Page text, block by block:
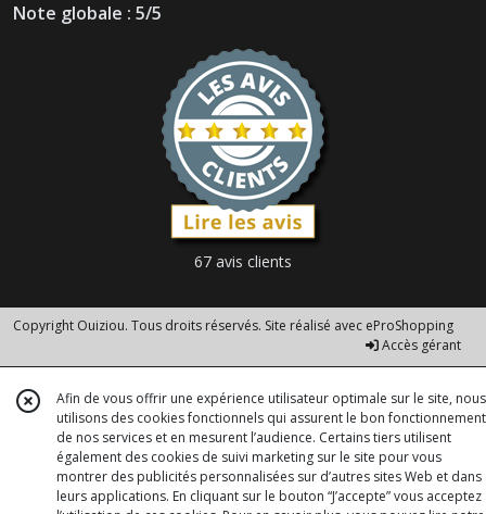
Note globale : 5/5
67 avis clients
Copyright Ouiziou. Tous droits réservés. Site réalisé avec eProShopping
Accès gérant
Afin de vous offrir une expérience utilisateur optimale sur le site, nous
utilisons des cookies fonctionnels qui assurent le bon fonctionnement
de nos services et en mesurent l’audience. Certains tiers utilisent
également des cookies de suivi marketing sur le site pour vous
montrer des publicités personnalisées sur d’autres sites Web et dans
leurs applications. En cliquant sur le bouton “J’accepte” vous acceptez